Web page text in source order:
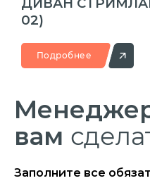
ДИВАН
02)
Подробнее
вам
Заполните все